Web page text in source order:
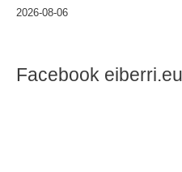
2026-08-06
Facebook